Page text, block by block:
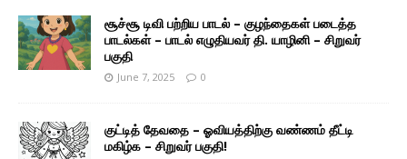
சூச்சூ டிவி பற்றிய பாடல் – குழந்தைகள் படைத்த
பாடல்கள் – பாடல் எழுதியவர் தி. யாழினி – சிறுவர்
பகுதி
June 7, 2025 0
குட்டித் தேவதை – ஓவியத்திற்கு வண்ணம் தீட்டி
மகிழ்க – சிறுவர் பகுதி!